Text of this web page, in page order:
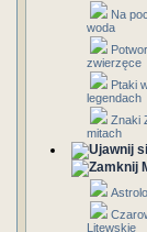
Na
woda
zwierzęce
Ptaki
legendach
Znaki
mitach
Litewskie